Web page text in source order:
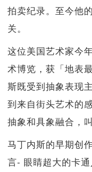
拍卖纪录。至今他
关。
这位美国艺术家今
术博览，获「地表
斯既受到抽象表现
到来自街头艺术的
抽象和具象融合，
马丁内斯的早期创
言- 眼睛超大的卡